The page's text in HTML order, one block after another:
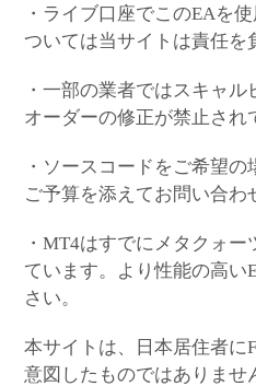
・ライブ口座でこのEAを
ついては当サイトは責任を
・一部の業者ではスキャ
オーダーの修正が禁止され
・ソースコードをご希望
ご予算を添えてお問い合わ
・MT4はすでにメタクォ
ています。より性能の高い
さい。
本サイトは、日本居住者に
意図したものではありませ